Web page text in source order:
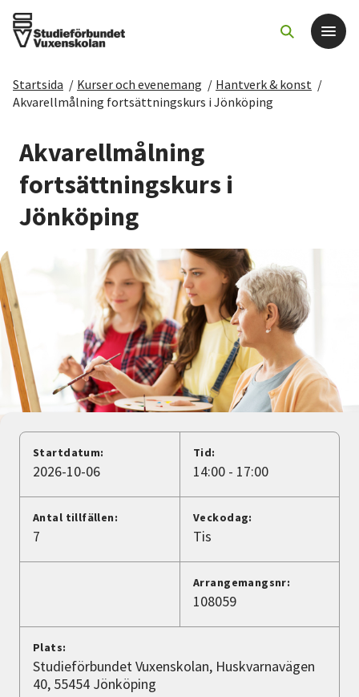
Det här gör vi
För dig som
Sök kurser och evenemang
Starta studiecirkel
Cirkelledare
Nyheter
Avdelningar
Lyssna
Startsida / Kurser och evenemang / Hantverk & konst /
Akvarellmålning fortsättningskurs i Jönköping
Akvarellmålning
fortsättningskurs i
Jönköping
Startdatum:
2026-10-06
Tid:
14:00 - 17:00
Antal tillfällen:
7
Veckodag:
Tis
Arrangemangsnr:
108059
Plats:
Studieförbundet Vuxenskolan, Huskvarnavägen
40, 55454 Jönköping